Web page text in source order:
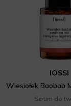
IOSSI
Serum do